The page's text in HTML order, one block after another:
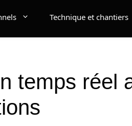
Technique et chantiers
temps réel